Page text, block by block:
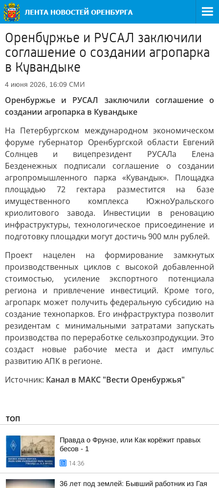
Оренбуржье и РУСАЛ заключили
соглашение о создании агропарка
в Кувандыке
4 июня 2026, 16:09 СМИ
Оренбуржье и РУСАЛ заключили соглашение о
создании агропарка в Кувандыке
На Петербургском международном экономическом
форуме губернатор Оренбургской области Евгений
Солнцев и вицепрезидент РУСАЛа Елена
Безденежных подписали соглашение о создании
агропромышленного парка «Кувандык». Площадка
площадью 72 гектара разместится на базе
имущественного комплекса ЮжноУральского
криолитового завода. Инвестиции в реновацию
инфраструктуры, технологическое присоединение и
подготовку площадки могут достичь 900 млн рублей.
Проект нацелен на формирование замкнутых
производственных циклов с высокой добавленной
стоимостью, усиление экспортного потенциала
региона и привлечение инвестиций. Кроме того,
агропарк может получить федеральную субсидию на
создание технопарков. Его инфраструктура позволит
резидентам с минимальными затратами запускать
производства по переработке сельхозпродукции. Это
создаст новые рабочие места и даст импульс
развитию АПК в регионе.
Источник: Канал в МАКС "Вести Оренбуржья"
ТОП
Правда о Фрунзе, или Как корёжит правых
бесов - 1
14:36
36 лет под землей: Бывший работник из Гая